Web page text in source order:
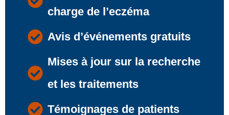
charge de l’eczéma
Avis d’événements gratuits
Mises à jour sur la recherche
et les traitements
Témoignages de patients